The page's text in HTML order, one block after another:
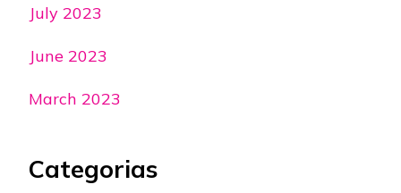
July 2023
June 2023
March 2023
Categorias